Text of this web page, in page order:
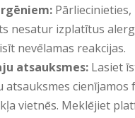
Pārliecinieties,
nesatur izplatītus
nevēlamas reakcijas.
atsauksmes: Lasiet
atsauksmes cienījamos
vietnēs. Meklējiet